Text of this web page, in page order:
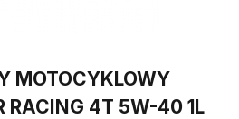
MOTOCYKLOWY
RACING 4T 5W-40 1L